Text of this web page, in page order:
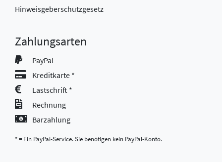
Hinweisgeberschutzgesetz
Zahlungsarten
PayPal
Kreditkarte *
Lastschrift *
Rechnung
Barzahlung
* = Ein PayPal-Service. Sie benötigen kein PayPal-Konto.